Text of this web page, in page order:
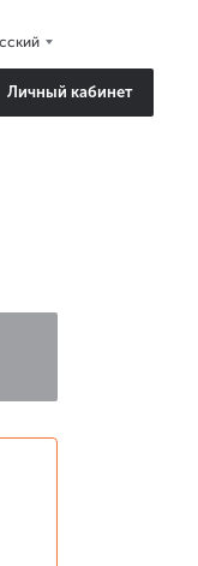
Личный кабинет